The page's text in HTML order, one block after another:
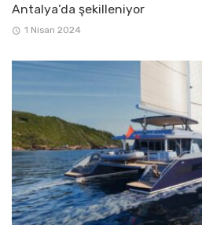
Antalya’da şekilleniyor
1 Nisan 2024